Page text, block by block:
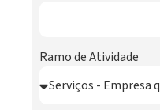
Ramo de Atividade